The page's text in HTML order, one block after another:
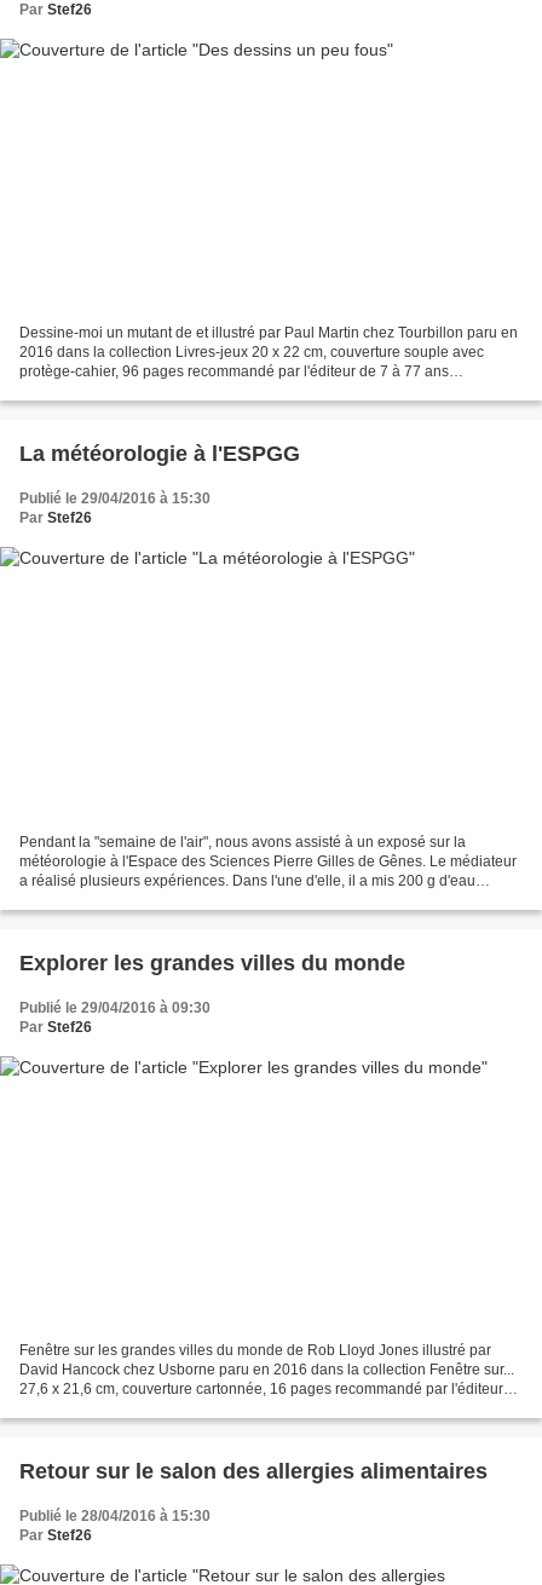
Par Stef26
Dessine-moi un mutant de et illustré par Paul Martin chez Tourbillon paru en
2016 dans la collection Livres-jeux 20 x 22 cm, couverture souple avec
protège-cahier, 96 pages recommandé par l'éditeur de 7 à 77 ans
La météorologie à l'ESPGG
Publié le 29/04/2016 à 15:30
Par Stef26
Pendant la "semaine de l'air", nous avons assisté à un exposé sur la
météorologie à l'Espace des Sciences Pierre Gilles de Gênes. Le médiateur
a réalisé plusieurs expériences. Dans l'une d'elle, il a mis 200 g d'eau
Explorer les grandes villes du monde
Publié le 29/04/2016 à 09:30
Par Stef26
Fenêtre sur les grandes villes du monde de Rob Lloyd Jones illustré par
David Hancock chez Usborne paru en 2016 dans la collection Fenêtre sur...
27,6 x 21,6 cm, couverture cartonnée, 16 pages recommandé par l'éditeur
Retour sur le salon des allergies alimentaires
Publié le 28/04/2016 à 15:30
Par Stef26